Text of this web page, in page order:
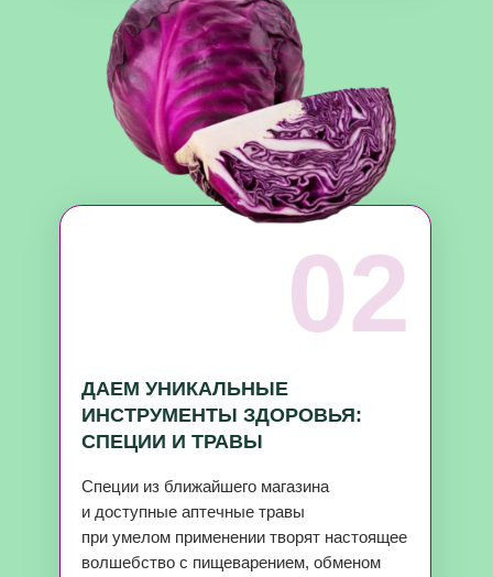
ДАЕМ УНИКАЛЬНЫЕ
ИНСТРУМЕНТЫ ЗДОРОВЬЯ:
СПЕЦИИ И ТРАВЫ
Специи из ближайшего магазина
и доступные аптечные травы
при умелом применении творят настоящее
волшебство с пищеварением, обменом
02